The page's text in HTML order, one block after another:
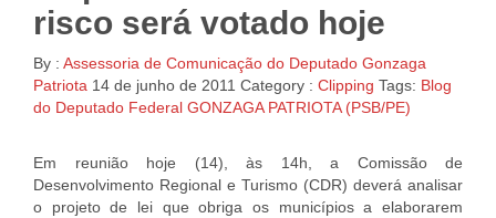
risco será votado hoje
By : Assessoria de Comunicação do Deputado Gonzaga
Patriota 14 de junho de 2011 Category : Clipping Tags: Blog
do Deputado Federal GONZAGA PATRIOTA (PSB/PE)
Em reunião hoje (14), às 14h, a Comissão de
Desenvolvimento Regional e Turismo (CDR) deverá analisar
o projeto de lei que obriga os municípios a elaborarem